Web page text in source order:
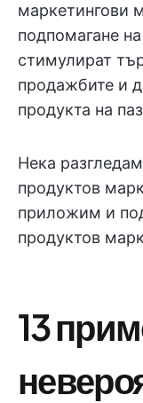
маркетингови
подпомагане
стимулират
продажбите и
продукта на
Нека
продуктов
приложим и
продуктов
13